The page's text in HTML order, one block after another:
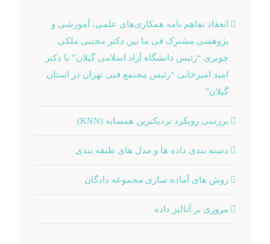
انعقاد تفاهم نامه همکاری‌های علمی، آموزشی و
پژوهشی مشترک فی ما بین دکتر مجتبی ملکی
چوبری “رئیس دانشگاه آزاد اسلامی گیلان” با دکتر
امید امیرخانی “رئیس مجتمع فنی تهران در استان
گیلان”
بررسی رویکرد نزدیکترین همسایه (KNN)
دسته‌ بندی داده‌ ها و مدل‌ های طبقه‌ بندی
روش های آماده سازی مجموعه دادگان
مروری بر آنالیز داده